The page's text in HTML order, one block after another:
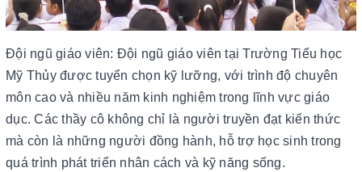
Đội ngũ giáo viên: Đội ngũ giáo viên tại Trường Tiểu học
Mỹ Thủy được tuyển chọn kỹ lưỡng, với trình độ chuyên
môn cao và nhiều năm kinh nghiệm trong lĩnh vực giáo
dục. Các thầy cô không chỉ là người truyền đạt kiến thức
mà còn là những người đồng hành, hỗ trợ học sinh trong
quá trình phát triển nhân cách và kỹ năng sống.